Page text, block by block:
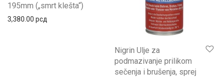
195mm („smrt klešta“)
3,380.00 рсд
Nigrin Ulje za
podmazivanje prilikom
sečenja i brušenja, sprej